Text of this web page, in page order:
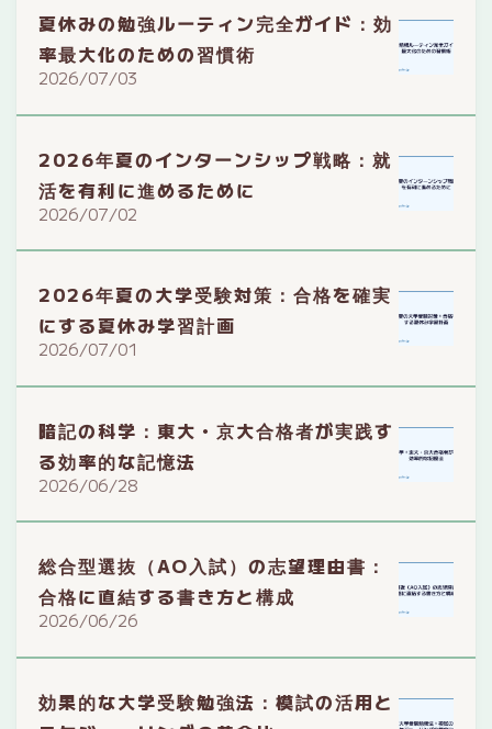
夏休みの勉強ルーティン完全ガイド：効
率最大化のための習慣術
2026/07/03
2026年夏のインターンシップ戦略：就
活を有利に進めるために
2026/07/02
2026年夏の大学受験対策：合格を確実
にする夏休み学習計画
2026/07/01
暗記の科学：東大・京大合格者が実践す
る効率的な記憶法
2026/06/28
総合型選抜（AO入試）の志望理由書：
合格に直結する書き方と構成
2026/06/26
効果的な大学受験勉強法：模試の活用と